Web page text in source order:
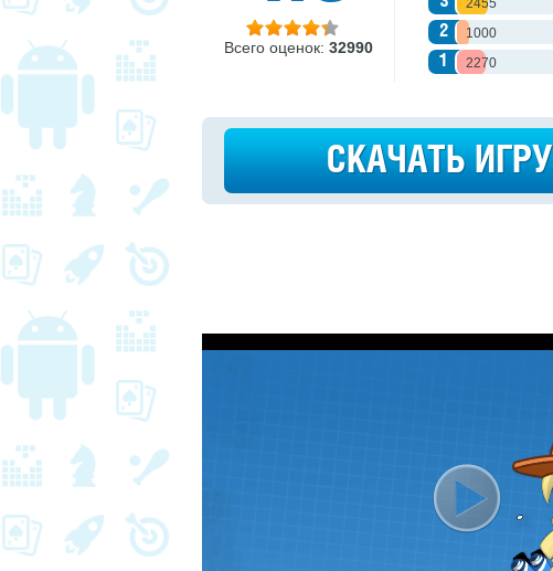
Всего оценок: 32990
2455
2 1000
1 2270
СКАЧАТЬ ИГРУ